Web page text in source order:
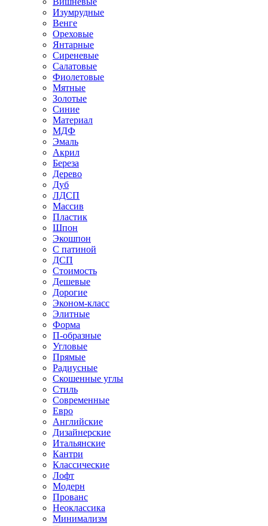
Изумрудные
Венге
Ореховые
Янтарные
Сиреневые
Салатовые
Фиолетовые
Мятные
Золотые
Синие
Материал
МДФ
Эмаль
Акрил
Береза
Дерево
Дуб
ЛДСП
Массив
Пластик
Шпон
Экошпон
С патиной
ДСП
Стоимость
Дешевые
Дорогие
Эконом-класс
Элитные
Форма
П-образные
Угловые
Прямые
Радиусные
Скошенные углы
Стиль
Современные
Евро
Английские
Дизайнерские
Итальянские
Кантри
Классические
Лофт
Модерн
Прованс
Неоклассика
Минимализм